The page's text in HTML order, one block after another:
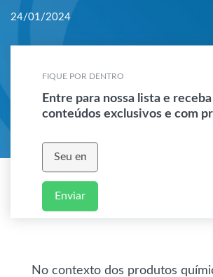
24/01/2024
FIQUE POR DENTRO
Entre para nossa lista e receba
conteúdos exclusivos e com
Enviar
No contexto dos produtos